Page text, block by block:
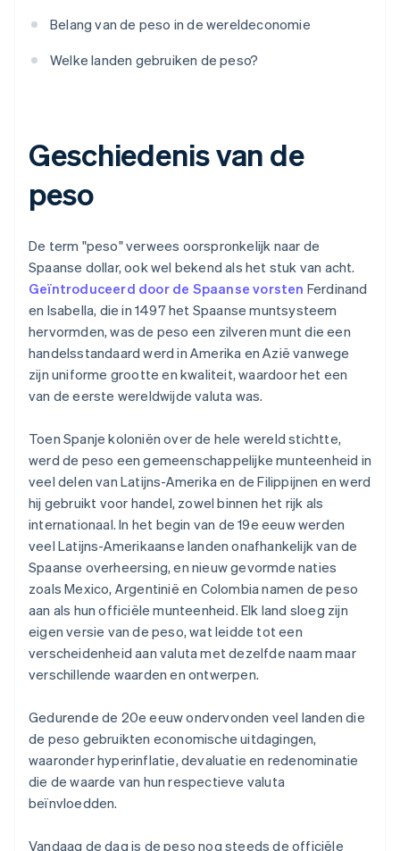
Belang van de peso in de wereldeconomie
Welke landen gebruiken de peso?
Geschiedenis van de
peso
De term "peso" verwees oorspronkelijk naar de
Spaanse dollar, ook wel bekend als het stuk van acht.
Geïntroduceerd door de Spaanse vorsten Ferdinand
en Isabella, die in 1497 het Spaanse muntsysteem
hervormden, was de peso een zilveren munt die een
handelsstandaard werd in Amerika en Azië vanwege
zijn uniforme grootte en kwaliteit, waardoor het een
van de eerste wereldwijde valuta was.
Toen Spanje koloniën over de hele wereld stichtte,
werd de peso een gemeenschappelijke munteenheid in
veel delen van Latijns-Amerika en de Filippijnen en werd
hij gebruikt voor handel, zowel binnen het rijk als
internationaal. In het begin van de 19e eeuw werden
veel Latijns-Amerikaanse landen onafhankelijk van de
Spaanse overheersing, en nieuw gevormde naties
zoals Mexico, Argentinië en Colombia namen de peso
aan als hun officiële munteenheid. Elk land sloeg zijn
eigen versie van de peso, wat leidde tot een
verscheidenheid aan valuta met dezelfde naam maar
verschillende waarden en ontwerpen.
Gedurende de 20e eeuw ondervonden veel landen die
de peso gebruikten economische uitdagingen,
waaronder hyperinflatie, devaluatie en redenominatie
die de waarde van hun respectieve valuta
beïnvloedden.
Vandaag de dag is de peso nog steeds de officiële